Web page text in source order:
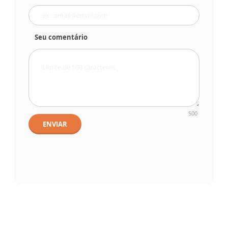
Seu comentário
500
ENVIAR